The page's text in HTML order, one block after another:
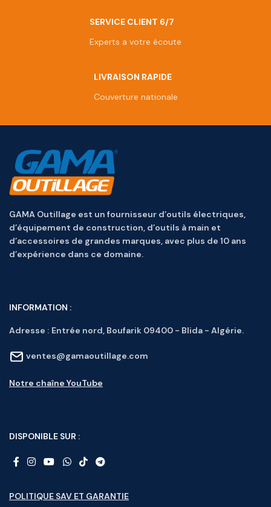
SERVICE CLIENT 6/7
Experts a votre écoute
LIVRAISON RAPIDE
Couverture nationale
GAMA Outillage est un fournisseur d’outils électriques,
d’équipement de construction, d’outils à main et
d’accessoires de grandes marques, avec plus de 10 ans
d’expérience dans ce domaine.
INFORMATION :
Adresse : Entrée nord, Boufarik 09400 - Blida - Algérie.
ventes@gamaoutillage.com
Notre chaîne YouTube
DISPONIBLE SUR :
POLITIQUE SAV ET GARANTIE